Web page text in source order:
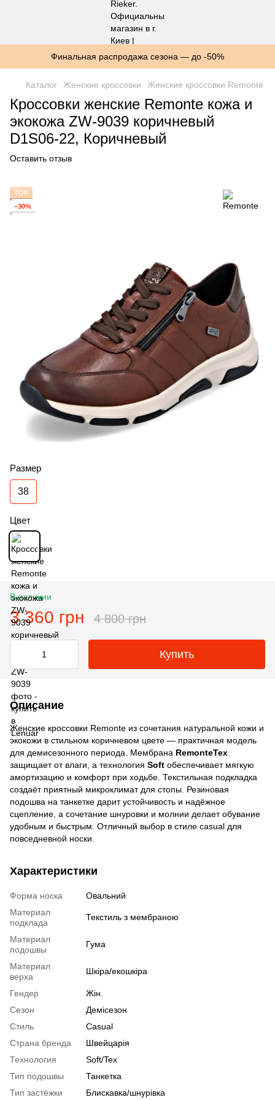
Финальная распродажа сезона — до -50%
Каталог Женские кроссовки Женские кроссовки Remonte
Кроссовки женские Remonte кожа и
экокожа ZW-9039 коричневый
D1S06-22, Коричневый
Оставить отзыв
TOP
−30%
Размер
38
Цвет
В наличии
3 360 грн 4 800 грн
Купить
Описание
Женские кроссовки Remonte из сочетания натуральной кожи и
экокожи в стильном коричневом цвете — практичная модель
для демисезонного периода. Мембрана RemonteTex
защищает от влаги, а технология Soft обеспечивает мягкую
амортизацию и комфорт при ходьбе. Текстильная подкладка
создаёт приятный микроклимат для стопы. Резиновая
подошва на танкетке дарит устойчивость и надёжное
сцепление, а сочетание шнуровки и молнии делает обувание
удобным и быстрым. Отличный выбор в стиле casual для
повседневной носки.
Характеристики
Форма носка
Овальний
Материал
подклада
Текстиль з мембраною
Материал
подошвы
Гума
Материал
верха
Шкіра/екошкіра
Гендер
Жін.
Сезон
Демісезон
Стиль
Casual
Страна бренда
Швейцарія
Технология
Soft/Tex
Тип подошвы
Танкетка
Тип застёжки
Блискавка/шнурівка